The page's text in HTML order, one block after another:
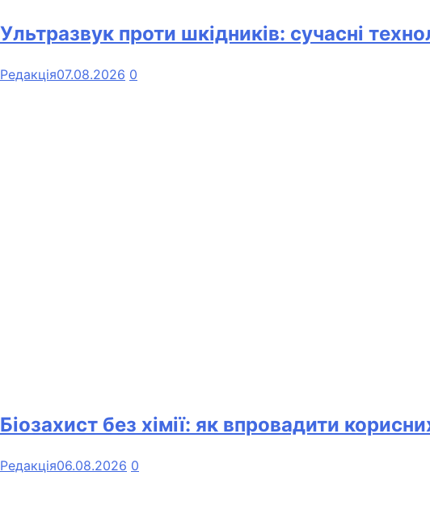
Ультразвук проти шкідників: сучасні
Редакція07.08.2026 0
Біозахист без хімії: як впровадити
Редакція06.08.2026 0